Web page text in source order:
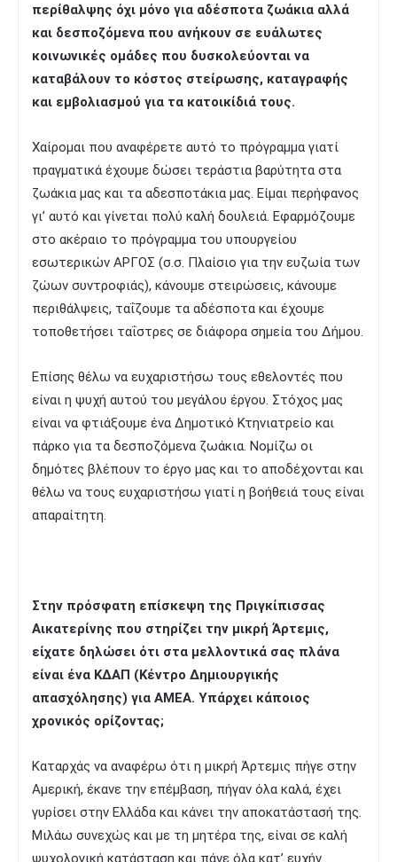
περίθαλψης όχι μόνο για αδέσποτα ζωάκια αλλά
και δεσποζόμενα που ανήκουν σε ευάλωτες
κοινωνικές ομάδες που δυσκολεύονται να
καταβάλουν το κόστος στείρωσης, καταγραφής
και εμβολιασμού για τα κατοικίδιά τους.
Χαίρομαι που αναφέρετε αυτό το πρόγραμμα γιατί
πραγματικά έχουμε δώσει τεράστια βαρύτητα στα
ζωάκια μας και τα αδεσποτάκια μας. Είμαι περήφανος
γι’ αυτό και γίνεται πολύ καλή δουλειά. Εφαρμόζουμε
στο ακέραιο το πρόγραμμα του υπουργείου
εσωτερικών ΑΡΓΟΣ (σ.σ. Πλαίσιο για την ευζωία των
ζώων συντροφιάς), κάνουμε στειρώσεις, κάνουμε
περιθάλψεις, ταΐζουμε τα αδέσποτα και έχουμε
τοποθετήσει ταΐστρες σε διάφορα σημεία του Δήμου.
Επίσης θέλω να ευχαριστήσω τους εθελοντές που
είναι η ψυχή αυτού του μεγάλου έργου. Στόχος μας
είναι να φτιάξουμε ένα Δημοτικό Κτηνιατρείο και
πάρκο για τα δεσποζόμενα ζωάκια. Νομίζω οι
δημότες βλέπουν το έργο μας και το αποδέχονται και
θέλω να τους ευχαριστήσω γιατί η βοήθειά τους είναι
απαραίτητη.
Στην πρόσφατη επίσκεψη της Πριγκίπισσας
Αικατερίνης που στηρίζει την μικρή Άρτεμις,
είχατε δηλώσει ότι στα μελλοντικά σας πλάνα
είναι ένα ΚΔΑΠ (Κέντρο Δημιουργικής
απασχόλησης) για ΑΜΕΑ. Υπάρχει κάποιος
χρονικός ορίζοντας;
Καταρχάς να αναφέρω ότι η μικρή Άρτεμις πήγε στην
Αμερική, έκανε την επέμβαση, πήγαν όλα καλά, έχει
γυρίσει στην Ελλάδα και κάνει την αποκατάστασή της.
Μιλάω συνεχώς και με τη μητέρα της, είναι σε καλή
ψυχολογική κατάσταση και πάνε όλα κατ’ ευχήν.